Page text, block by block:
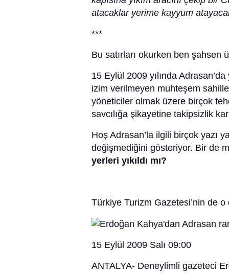
atacaklar yerime kayyum
***
Bu satırları okurken ben şahsen
15 Eylül 2009 yılında
izim verilmeyen muhteşem
yöneticiler olmak üzere birçok
savcılığa şikayetine takipsizlik
Hoş Adrasan’la ilgili birçok yazı
değişmediğini gösteriyor. Bir de
yerleri yıkıldı mı?
Türkiye Turizm Gazetesi’nin de o
15 Eylül 2009 Salı 09:00
ANTALYA- Deneylimli gazeteci